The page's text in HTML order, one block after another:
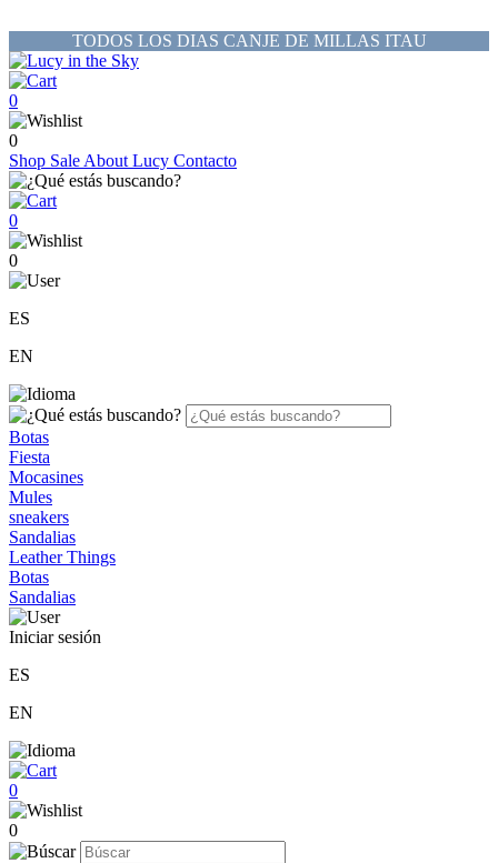
TODOS LOS DIAS CANJE DE MILLAS ITAU
0
0
Shop Sale About Lucy Contacto
0
0
ES
EN
Botas
Fiesta
Mocasines
Mules
sneakers
Sandalias
Leather Things
Botas
Sandalias
Iniciar sesión
ES
EN
0
0